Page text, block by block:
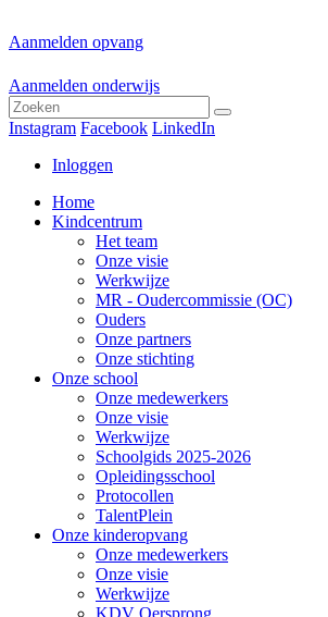
Aanmelden opvang
Aanmelden onderwijs
Instagram Facebook LinkedIn
Inloggen
Home
Kindcentrum
Het team
Onze visie
Werkwijze
MR - Oudercommissie (OC)
Ouders
Onze partners
Onze stichting
Onze school
Onze medewerkers
Onze visie
Werkwijze
Schoolgids 2025-2026
Opleidingsschool
Protocollen
TalentPlein
Onze kinderopvang
Onze medewerkers
Onze visie
Werkwijze
KDV Oersprong